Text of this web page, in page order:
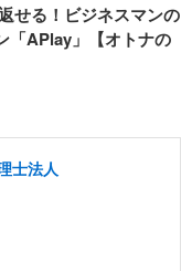
せる！ビジネスマンの
「APlay」【オトナの
士法人